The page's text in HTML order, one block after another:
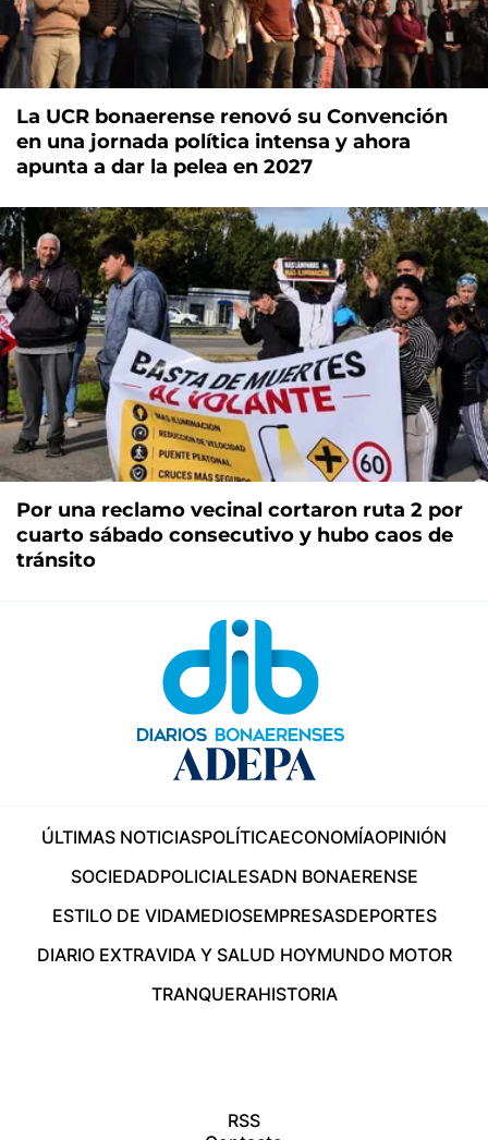
La UCR bonaerense renovó su Convención
en una jornada política intensa y ahora
apunta a dar la pelea en 2027
Por una reclamo vecinal cortaron ruta 2 por
cuarto sábado consecutivo y hubo caos de
tránsito
ÚLTIMAS NOTICIASPOLÍTICAECONOMÍAOPINIÓN
SOCIEDADPOLICIALESADN BONAERENSE
ESTILO DE VIDAMEDIOSEMPRESASDEPORTES
DIARIO EXTRAVIDA Y SALUD HOYMUNDO MOTOR
TRANQUERAHISTORIA
RSS